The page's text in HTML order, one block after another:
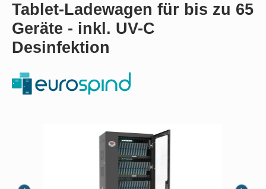
Tablet-Ladewagen für bis zu 65
Geräte - inkl. UV-C
Desinfektion
Bildergalerie überspringen